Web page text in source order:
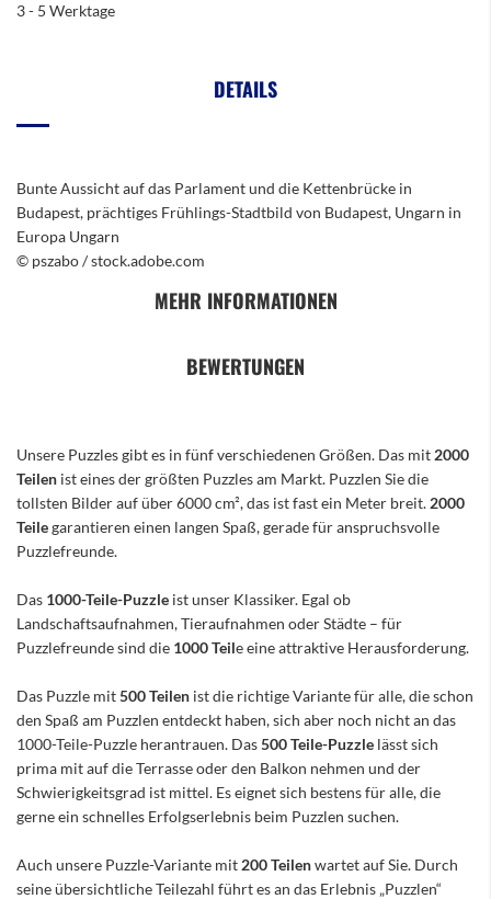
3 - 5 Werktage
DETAILS
Bunte Aussicht auf das Parlament und die Kettenbrücke in
Budapest, prächtiges Frühlings-Stadtbild von Budapest, Ungarn in
Europa Ungarn
© pszabo / stock.adobe.com
MEHR INFORMATIONEN
BEWERTUNGEN
Unsere Puzzles gibt es in fünf verschiedenen Größen. Das mit 2000
Teilen ist eines der größten Puzzles am Markt. Puzzlen Sie die
tollsten Bilder auf über 6000 cm², das ist fast ein Meter breit. 2000
Teilegarantieren einen langen Spaß, gerade für anspruchsvolle
Puzzlefreunde.
Das 1000-Teile-Puzzle ist unser Klassiker. Egal ob
Landschaftsaufnahmen, Tieraufnahmen oder Städte – für
Puzzlefreunde sind die 1000 Teile eine attraktive Herausforderung.
Das Puzzle mit500 Teilen ist die richtige Variante für alle, die schon
den Spaß am Puzzlen entdeckt haben, sich aber noch nicht an das
1000-Teile-Puzzle herantrauen. Das500 Teile-Puzzle lässt sich
prima mit auf die Terrasse oder den Balkon nehmen und der
Schwierigkeitsgrad ist mittel. Es eignet sich bestens für alle, die
gerne ein schnelles Erfolgserlebnis beim Puzzlen suchen.
Auch unsere Puzzle-Variante mit 200 Teilenwartet auf Sie. Durch
seine übersichtliche Teilezahl führt es an das Erlebnis „Puzzlen“